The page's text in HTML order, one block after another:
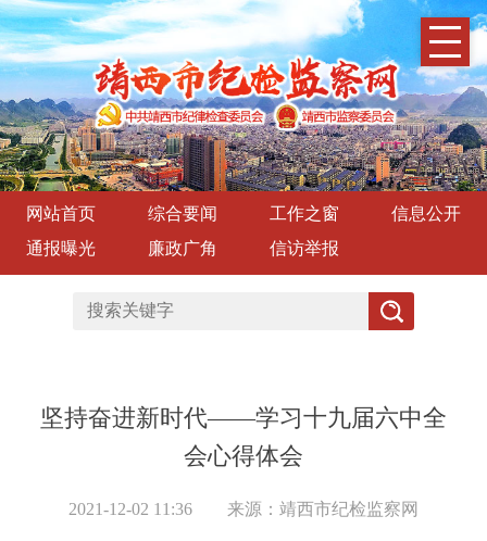
网站首页 综合要闻 工作之窗
信息公开
通报曝光
廉政广角 信访举报
坚持奋进新时代——学习十九届六中全
会心得体会
2021-12-02 11:36 来源：靖西市纪检监察网